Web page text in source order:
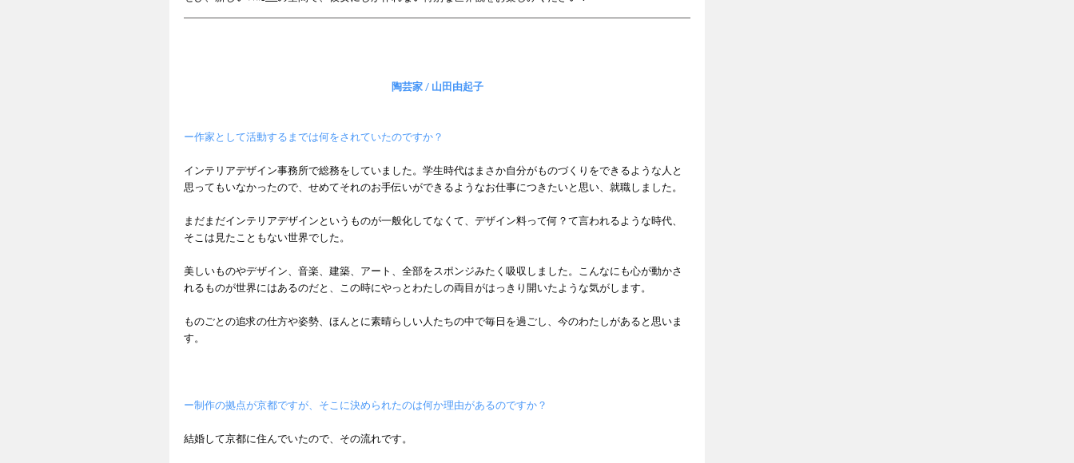
陶芸家 / 山田由起子
ー作家として活動するまでは何をされていたのですか？
インテリアデザイン事務所で総務をしていました。学生時代はまさか自分がものづくりをできるような人と
思ってもいなかったので、せめてそれのお手伝いができるようなお仕事につきたいと思い、就職しました。
まだまだインテリアデザインというものが一般化してなくて、デザイン料って何？て言われるような時代、
そこは見たこともない世界でした。
美しいものやデザイン、音楽、建築、アート、全部をスポンジみたく吸収しました。こんなにも心が動かさ
れるものが世界にはあるのだと、この時にやっとわたしの両目がはっきり開いたような気がします。
ものごとの追求の仕方や姿勢、ほんとに素晴らしい人たちの中で毎日を過ごし、今のわたしがあると思いま
す。
ー制作の拠点が京都ですが、そこに決められたのは何か理由があるのですか？​​
結婚して京都に住んでいたので、その流れです。